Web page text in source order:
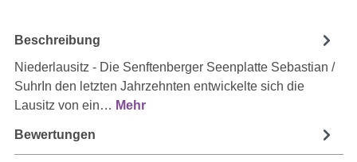
Beschreibung
Niederlausitz - Die Senftenberger Seenplatte Sebastian /
SuhrIn den letzten Jahrzehnten entwickelte sich die
Lausitz von ein… Mehr
Bewertungen